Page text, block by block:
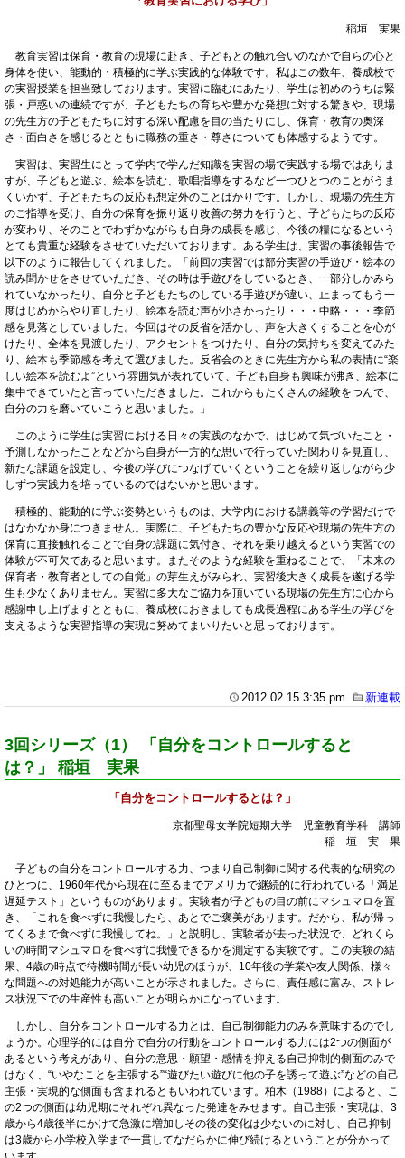
稲垣 実果
教育実習は保育・教育の現場に赴き、子どもとの触れ合いのなかで自らの心と
身体を使い、能動的・積極的に学ぶ実践的な体験です。私はこの数年、養成校で
の実習授業を担当致しております。実習に臨むにあたり、学生は初めのうちは緊
張・戸惑いの連続ですが、子どもたちの育ちや豊かな発想に対する驚きや、現場
の先生方の子どもたちに対する深い配慮を目の当たりにし、保育・教育の奥深
さ・面白さを感じるとともに職務の重さ・尊さについても体感するようです。
実習は、実習生にとって学内で学んだ知識を実習の場で実践する場ではありま
すが、子どもと遊ぶ、絵本を読む、歌唱指導をするなど一つひとつのことがうま
くいかず、子どもたちの反応も想定外のことばかりです。しかし、現場の先生方
のご指導を受け、自分の保育を振り返り改善の努力を行うと、子どもたちの反応
が変わり、そのことでわずかながらも自身の成長を感じ、今後の糧になるという
とても貴重な経験をさせていただいております。ある学生は、実習の事後報告で
以下のように報告してくれました。「前回の実習では部分実習の手遊び・絵本の
読み聞かせをさせていただき、その時は手遊びをしているとき、一部分しかみら
れていなかったり、自分と子どもたちのしている手遊びが違い、止まってもう一
度はじめからやり直したり、絵本を読む声が小さかったり・・・中略・・・季節
感を見落としていました。今回はその反省を活かし、声を大きくすることを心が
けたり、全体を見渡したり、アクセントをつけたり、自分の気持ちを変えてみた
り、絵本も季節感を考えて選びました。反省会のときに先生方から私の表情に“楽
しい絵本を読むよ”という雰囲気が表れていて、子ども自身も興味が沸き、絵本に
集中できていたと言っていただきました。これからもたくさんの経験をつんで、
自分の力を磨いていこうと思いました。」
このように学生は実習における日々の実践のなかで、はじめて気づいたこと・
予測しなかったことなどから自身が一方的な思いで行っていた関わりを見直し、
新たな課題を設定し、今後の学びにつなげていくということを繰り返しながら少
しずつ実践力を培っているのではないかと思います。
積極的、能動的に学ぶ姿勢というものは、大学内における講義等の学習だけで
はなかなか身につきません。実際に、子どもたちの豊かな反応や現場の先生方の
保育に直接触れることで自身の課題に気付き、それを乗り越えるという実習での
体験が不可欠であると思います。またそのような経験を重ねることで、「未来の
保育者・教育者としての自覚」の芽生えがみられ、実習後大きく成長を遂げる学
生も少なくありません。実習に多大なご協力を頂いている現場の先生方に心から
感謝申し上げますとともに、養成校におきましても成長過程にある学生の学びを
支えるような実習指導の実現に努めてまいりたいと思っております。
2012.02.15 3:35 pm 新連載
3回シリーズ（1） 「自分をコントロールすると
は？」 稲垣 実果
「自分をコントロールするとは？」
京都聖母女学院短期大学 児童教育学科 講師
稲 垣 実 果
子どもの自分をコントロールする力、つまり自己制御に関する代表的な研究の
ひとつに、1960年代から現在に至るまでアメリカで継続的に行われている「満足
遅延テスト」というものがあります。実験者が子どもの目の前にマシュマロを置
き、「これを食べずに我慢したら、あとでご褒美があります。だから、私が帰っ
てくるまで食べずに我慢してね。」と説明し、実験者が去った状況で、どれくら
いの時間マシュマロを食べずに我慢できるかを測定する実験です。この実験の結
果、4歳の時点で待機時間が長い幼児のほうが、10年後の学業や友人関係、様々
な問題への対処能力が高いことが示されました。さらに、責任感に富み、ストレ
ス状況下での生産性も高いことが明らかになっています。
しかし、自分をコントロールする力とは、自己制御能力のみを意味するのでし
ょうか。心理学的には自分で自分の行動をコントロールする力には2つの側面が
あるという考えがあり、自分の意思・願望・感情を抑える自己抑制的側面のみで
はなく、“いやなことを主張する”“遊びたい遊びに他の子を誘って遊ぶ”などの自己
主張・実現的な側面も含まれるともいわれています。柏木（1988）によると、こ
の2つの側面は幼児期にそれぞれ異なった発達をみせます。自己主張・実現は、3
歳から4歳後半にかけて急激に増加しその後の変化は少ないのに対し、自己抑制
は3歳から小学校入学まで一貫してなだらかに伸び続けるということが分かって